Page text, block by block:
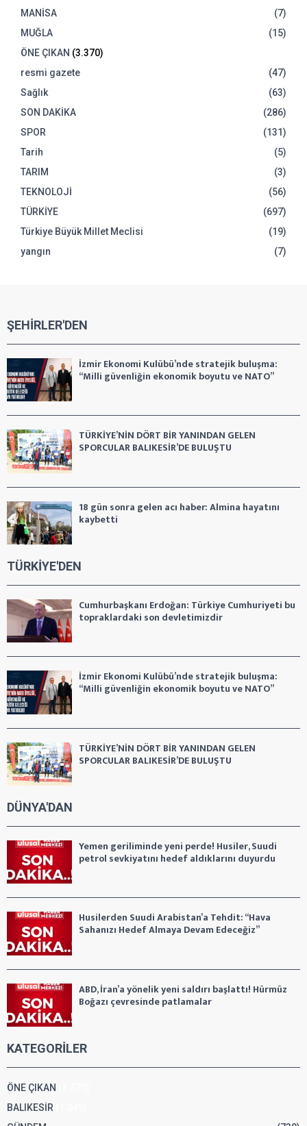
MANİSA
(7)
MUĞLA
(15)
ÖNE ÇIKAN (3.370)
resmi gazete
(47)
Sağlık
(63)
SON DAKİKA
(286)
SPOR
(131)
Tarih
(5)
TARIM
(3)
TEKNOLOJİ
(56)
TÜRKİYE
(697)
Türkiye Büyük Millet Meclisi
(19)
yangın
(7)
ŞEHİRLER'DEN
İzmir Ekonomi Kulübü’nde stratejik buluşma:
“Milli güvenliğin ekonomik boyutu ve NATO”
TÜRKİYE’NİN DÖRT BİR YANINDAN GELEN
SPORCULAR BALIKESİR’DE BULUŞTU
18 gün sonra gelen acı haber: Almina hayatını
kaybetti
TÜRKİYE'DEN
Cumhurbaşkanı Erdoğan: Türkiye Cumhuriyeti bu
topraklardaki son devletimizdir
İzmir Ekonomi Kulübü’nde stratejik buluşma:
“Milli güvenliğin ekonomik boyutu ve NATO”
TÜRKİYE’NİN DÖRT BİR YANINDAN GELEN
SPORCULAR BALIKESİR’DE BULUŞTU
DÜNYA'DAN
Yemen geriliminde yeni perde! Husiler, Suudi
petrol sevkiyatını hedef aldıklarını duyurdu
Husilerden Suudi Arabistan’a Tehdit: “Hava
Sahanızı Hedef Almaya Devam Edeceğiz”
ABD, İran’a yönelik yeni saldırı başlattı! Hürmüz
Boğazı çevresinde patlamalar
KATEGORİLER
ÖNE ÇIKAN
BALIKESİR